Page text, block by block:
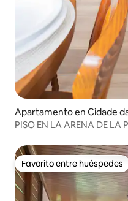
Apartamento en Cidade
PISO EN LA ARENA DE
Favorito entre huéspedes
Favorito entre huéspedes